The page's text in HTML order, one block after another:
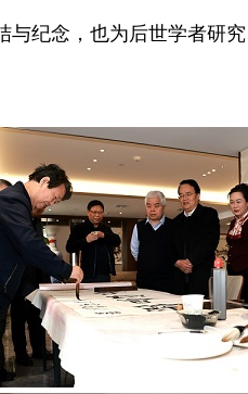
纪念，也为后世学者研